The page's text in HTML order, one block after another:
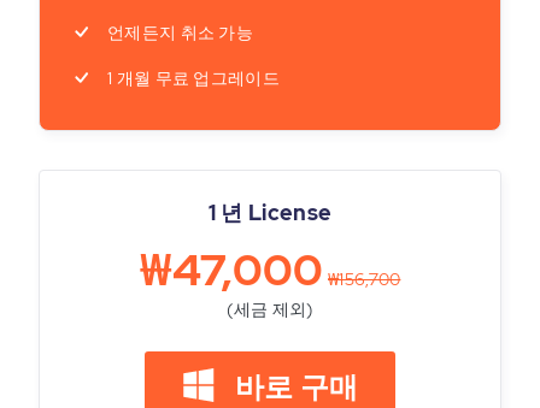
언제든지 취소 가능
1 개월 무료 업그레이드
1 년 License
₩47,000 ₩156,700
(세금 제외)
바로 구매